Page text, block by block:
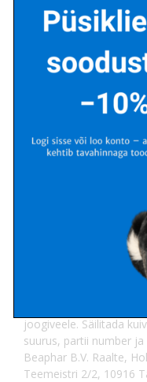
Beaphar’s Kitty’s
ja kassipoegade
toetuseks. Ideaalne
Sisaldab kasvuks ja
mineraalaineid.
tervisele ja tugevdab
piimasaadused,
kalasaadused,
loomsed
Analüütiline koostis:
toorrasvad ja -õlid
kaltsium 3,2%; fosfor
53mg; vit. B2 (3a825i)
nikotiinamiid 680 mg;
mg; vit. B6 (3a831) 15
µg; biotiin (3a880)
: Mitte
päevas. Loomadel
joogiveele. Säilitada
suurus, partii number
Beaphar B.V. Raalte,
Teemeistri 2/2, 10916